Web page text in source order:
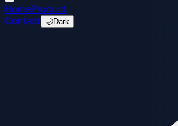
HomeProduct
Contact
🌙Dark